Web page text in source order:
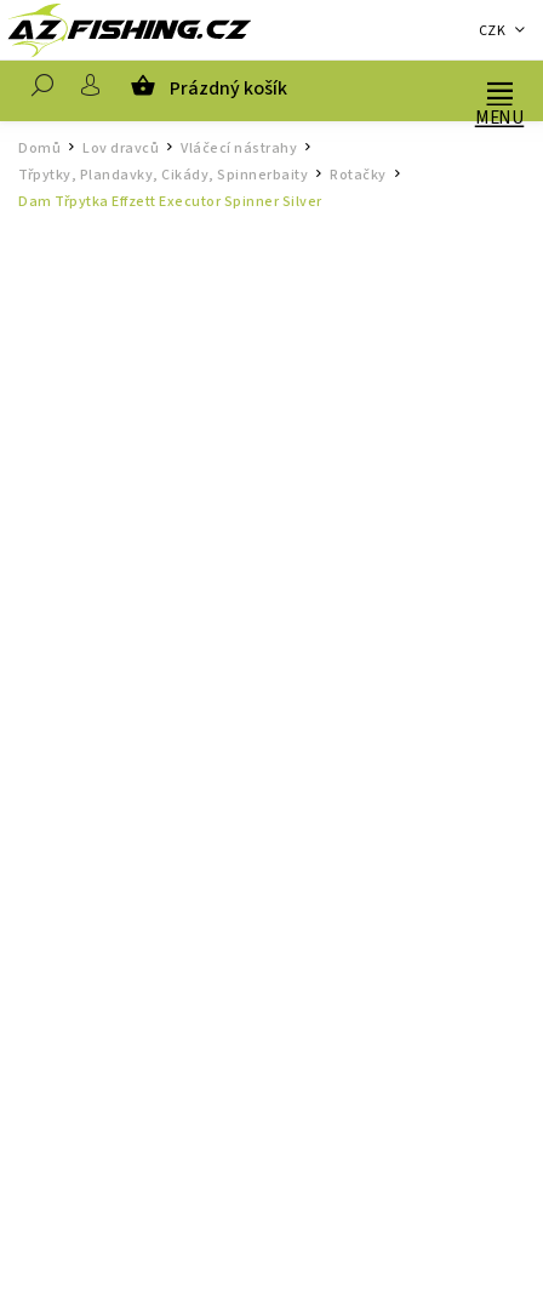
CZK
Prázdný košík
Domů / Lov dravců / Vláčecí nástrahy /
Třpytky, Plandavky, Cikády, Spinnerbaity / Rotačky
Dam Třpytka Effzett Executor Spinner Silver